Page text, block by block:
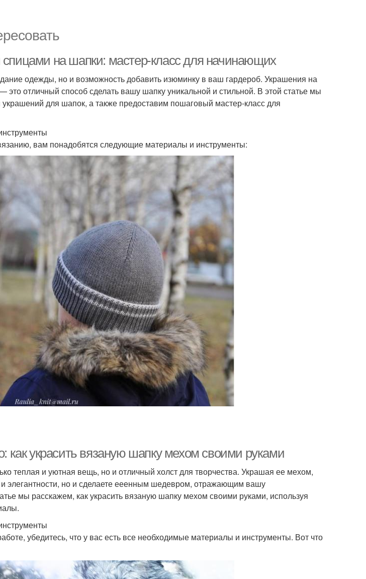
на шапки: мастер-класс для начинающих
одежды, но и возможность добавить изюминку в ваш гардероб. Украшения на
отличный способ сделать вашу шапку уникальной и стильной. В этой статье мы
для шапок, а также предоставим пошаговый мастер-класс для
вам понадобятся следующие материалы и инструменты:
как украсить вязаную шапку мехом своими руками
теплая и уютная вещь, но и отличный холст для творчества. Украшая ее мехом,
элегантности, но и сделаете ееенным шедевром, отражающим вашу
мы расскажем, как украсить вязаную шапку мехом своими руками, используя
убедитесь, что у вас есть все необходимые материалы и инструменты. Вот что